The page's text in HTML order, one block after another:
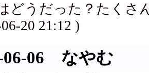
どうだった？たくさ
20 21:12 )
06-06 なやむ